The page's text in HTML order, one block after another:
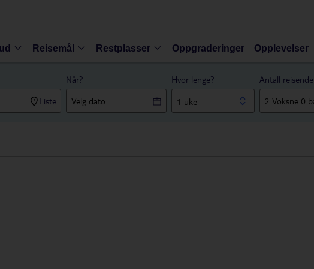
Reisemål Restplasser Oppgraderinger Opplevelser
Liste
Når? Hvor lenge?
1 uke
Antall reisende